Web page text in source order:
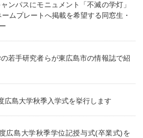
ンパスにモニュメント「不滅の学灯」
ムプレートへ掲載を希望する同窓生・
若手研究者らが東広島市の情報誌で紹
広島大学秋季入学式を挙行します
広島大学秋季学位記授与式(卒業式)を